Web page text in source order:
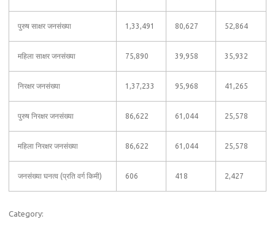
पुरुष साक्षर जनसंख्या 1,33,491 80,627 52,864
महिला साक्षर जनसंख्या 75,890 39,958 35,932
निरक्षर जनसंख्या 1,37,233 95,968 41,265
पुरुष निरक्षर जनसंख्या 86,622 61,044 25,578
महिला निरक्षर जनसंख्या 86,622 61,044 25,578
जनसंख्या घनत्व (प्रति वर्ग किमी) 606 418 2,427
Category: